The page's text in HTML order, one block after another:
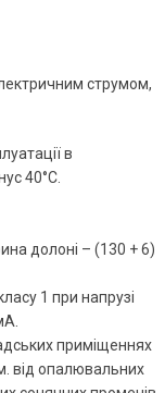
струмом,
в
40°С.
долоні – (130 + 6)
1 при напрузі
приміщеннях
від опалювальних